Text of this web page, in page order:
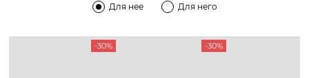
Для нее Для него
-30% -30%